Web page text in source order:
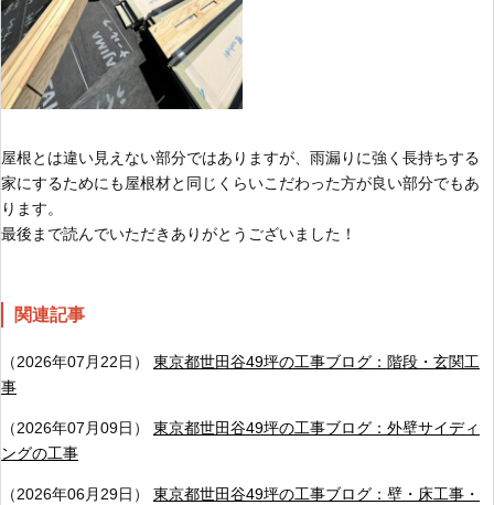
屋根とは違い見えない部分ではありますが、雨漏りに強く長持ちする
家にするためにも屋根材と同じくらいこだわった方が良い部分でもあ
ります。
最後まで読んでいただきありがとうございました！
関連記事
（2026年07月22日） 東京都世田谷49坪の工事ブログ：階段・玄関工
事
（2026年07月09日） 東京都世田谷49坪の工事ブログ：外壁サイディ
ングの工事
（2026年06月29日） 東京都世田谷49坪の工事ブログ：壁・床工事・